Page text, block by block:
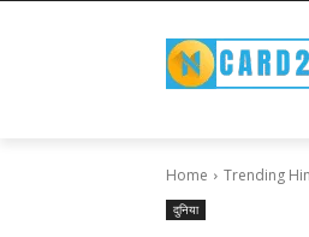
Home Trending
दुनिया